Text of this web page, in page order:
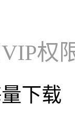
权
下载